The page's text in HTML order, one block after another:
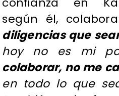
según él,
diligencias que
hoy no es mi
colaborar, no me
en todo lo que